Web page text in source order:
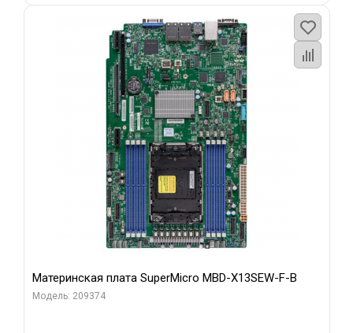
Материнская плата SuperMicro MBD-X13SEW-F-B
Модель: 209374